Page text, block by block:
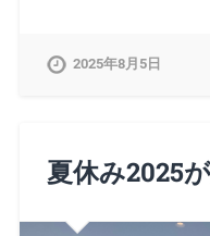
2025年8月5日
夏休み2025